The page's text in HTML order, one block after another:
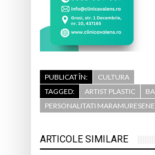
PUBLICAT ÎN:
CULTURA
TAGGED:
ARTIST PLASTIC
PERSONALITATI MARAMURESENE
ARTICOLE SIMILARE